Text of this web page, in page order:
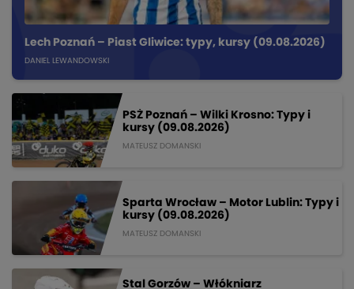
Lech Poznań – Piast Gliwice: typy, kursy (09.08.2026)
DANIEL LEWANDOWSKI
PSŻ Poznań – Wilki Krosno: Typy i
kursy (09.08.2026)
MATEUSZ DOMANSKI
Sparta Wrocław – Motor Lublin: Typy i
kursy (09.08.2026)
MATEUSZ DOMANSKI
Stal Gorzów – Włókniarz